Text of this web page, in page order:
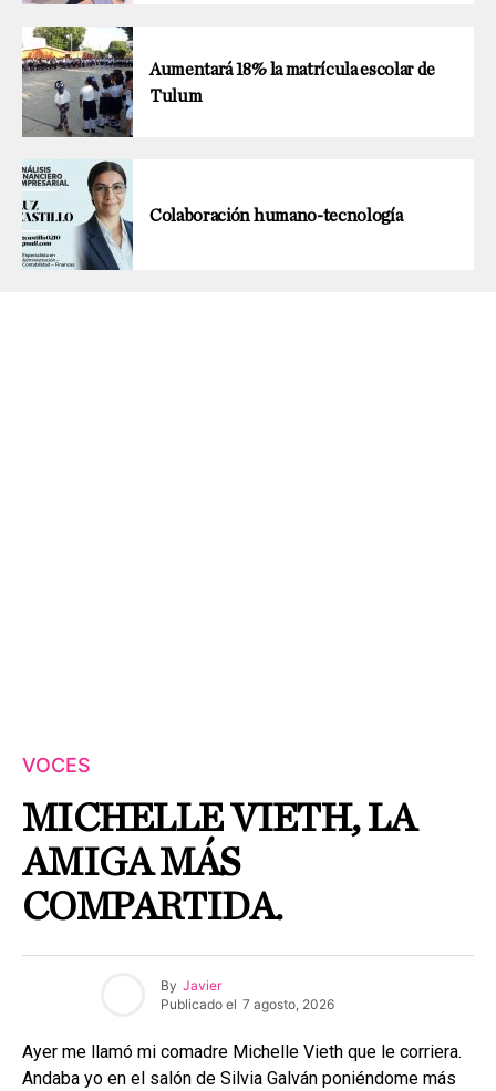
Aumentará 18% la matrícula escolar de
Tulum
Colaboración humano-tecnología
VOCES
MICHELLE VIETH, LA
AMIGA MÁS
COMPARTIDA.
By Javier
Publicado el 7 agosto, 2026
Ayer me llamó mi comadre Michelle Vieth que le corriera.
Andaba yo en el salón de Silvia Galván poniéndome más